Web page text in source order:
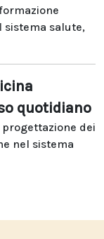
sistema salute,
quotidiano
dei
nel sistema